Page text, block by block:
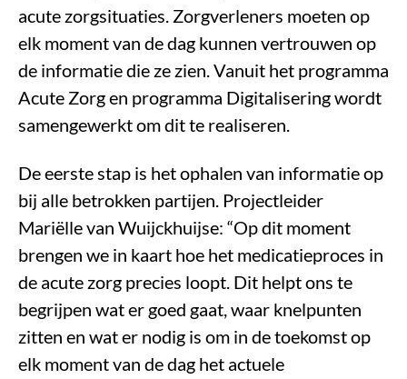
acute zorgsituaties. Zorgverleners moeten op
elk moment van de dag kunnen vertrouwen op
de informatie die ze zien. Vanuit het programma
Acute Zorg en programma Digitalisering wordt
samengewerkt om dit te realiseren.
De eerste stap is het ophalen van informatie op
bij alle betrokken partijen. Projectleider
Mariëlle van Wuijckhuijse: “Op dit moment
brengen we in kaart hoe het medicatieproces in
de acute zorg precies loopt. Dit helpt ons te
begrijpen wat er goed gaat, waar knelpunten
zitten en wat er nodig is om in de toekomst op
elk moment van de dag het actuele